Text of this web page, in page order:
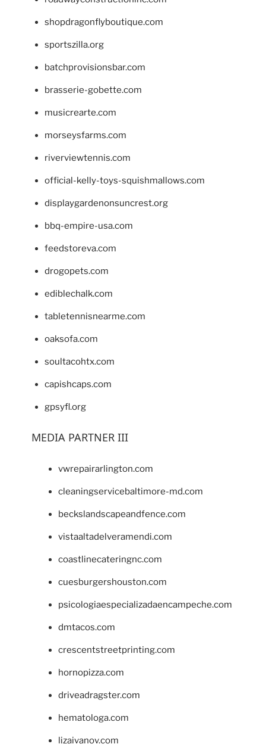
shopdragonflyboutique.com
sportszilla.org
batchprovisionsbar.com
brasserie-gobette.com
musicrearte.com
morseysfarms.com
riverviewtennis.com
official-kelly-toys-squishmallows.com
displaygardenonsuncrest.org
bbq-empire-usa.com
feedstoreva.com
drogopets.com
ediblechalk.com
tabletennisnearme.com
oaksofa.com
soultacohtx.com
capishcaps.com
gpsyfl.org
MEDIA PARTNER III
vwrepairarlington.com
cleaningservicebaltimore-md.com
beckslandscapeandfence.com
vistaaltadelveramendi.com
coastlinecateringnc.com
cuesburgershouston.com
psicologiaespecializadaencampeche.com
dmtacos.com
crescentstreetprinting.com
hornopizza.com
driveadragster.com
hematologa.com
lizaivanov.com